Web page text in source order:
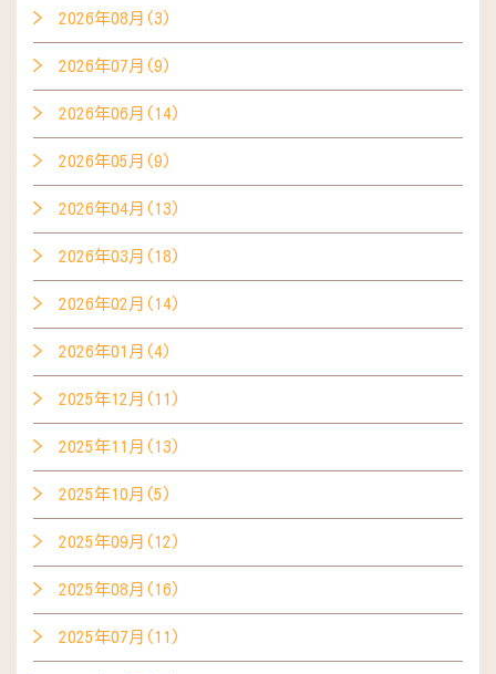
2026年08月(3)
2026年07月(9)
2026年06月(14)
2026年05月(9)
2026年04月(13)
2026年03月(18)
2026年02月(14)
2026年01月(4)
2025年12月(11)
2025年11月(13)
2025年10月(5)
2025年09月(12)
2025年08月(16)
2025年07月(11)